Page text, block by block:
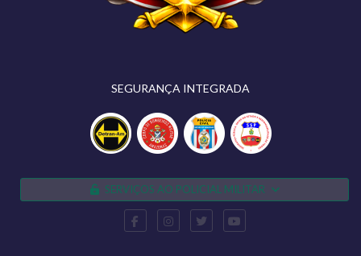
SEGURANÇA INTEGRADA
SERVIÇOS AO POLICIAL MILITAR